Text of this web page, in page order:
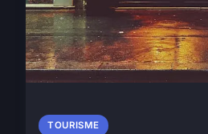
TOURISME